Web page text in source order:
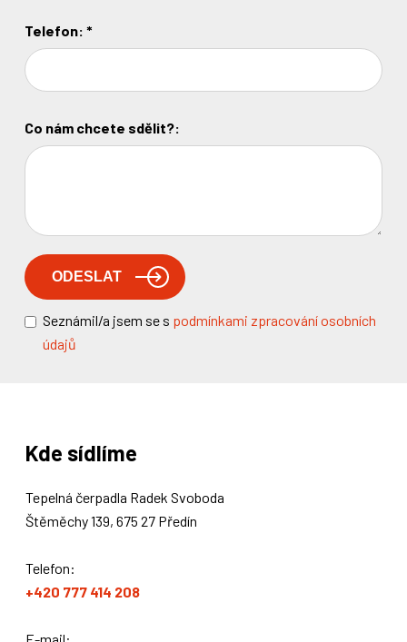
Telefon: *
Co nám chcete sdělit?:
Seznámil/a jsem se s podmínkami zpracování osobních
údajů
Kde sídlíme
Tepelná čerpadla Radek Svoboda
Štěměchy 139, 675 27 Předín
Telefon:
+420 777 414 208